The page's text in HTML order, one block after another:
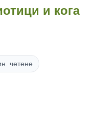
и кога
четене